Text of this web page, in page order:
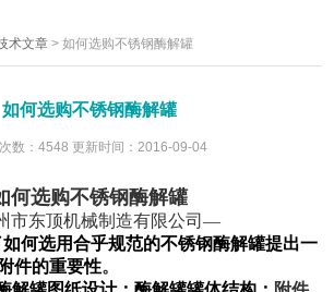
术文章 >如何选购不锈钢酶解罐
如何选购不锈钢酶解罐
数：4548 更新时间：2016-09-04
何选购不锈钢酶解罐
市东顶机械制造有限公司—
何选用合乎规范的不锈钢酶解罐提出一
件的重要性。